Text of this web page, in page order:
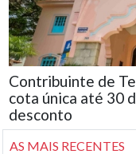
Contribuinte de
cota única até 30
desconto
AS MAIS RECENTES